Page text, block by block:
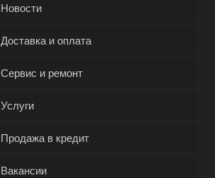
Новости
Доставка и оплата
Сервис и ремонт
Услуги
Продажа в кредит
Вакансии